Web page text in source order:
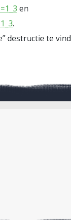
en
.
destructie te